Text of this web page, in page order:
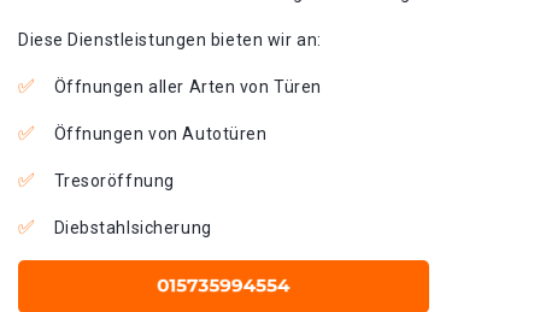
Diese Dienstleistungen bieten wir an:
Öffnungen aller Arten von Türen
Öffnungen von Autotüren
Tresoröffnung
Diebstahlsicherung